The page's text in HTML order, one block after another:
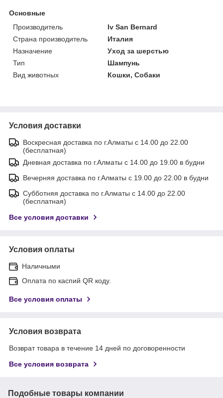
Основные
Производитель
Iv San Bernard
Страна производитель
Италия
Назначение
Уход за шерстью
Тип
Шампунь
Вид животных
Кошки, Собаки
Условия доставки
Воскресная доставка по г.Алматы с 14.00 до 22.00
(бесплатная)
Дневная доставка по г.Алматы с 14.00 до 19.00 в будни
Вечерняя доставка по г.Алматы с 19.00 до 22.00 в будни
Субботняя доставка по г.Алматы с 14.00 до 22.00
(бесплатная)
Все условия доставки
Условия оплаты
Наличными
Оплата по каспий QR коду.
Все условия оплаты
Условия возврата
Возврат товара в течение 14 дней по договоренности
Все условия возврата
Подобные товары компании